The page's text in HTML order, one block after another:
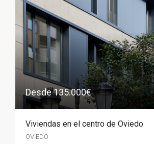
Desde 135.000€
Viviendas en el centro de Oviedo
OVIEDO